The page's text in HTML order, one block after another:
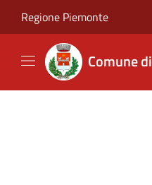
Regione Piemonte
Comune